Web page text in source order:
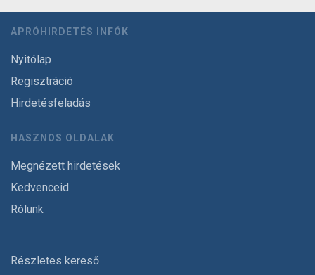
APRÓHIRDETÉS INFÓK
Nyitólap
Regisztráció
Hirdetésfeladás
HASZNOS OLDALAK
Megnézett hirdetések
Kedvenceid
Rólunk
Részletes kereső